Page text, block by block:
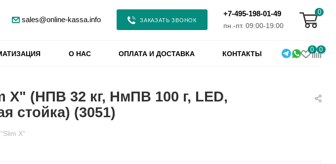
sales@online-kassa.info ЗАКАЗАТЬ ЗВОНОК
+7-495-198-01-49
пн.-пт. 09:00-19:00
0
О НАС ОПЛАТА И ДОСТАВКА КОНТАКТЫ
0 0
X" (НПВ 32 кг, НмПВ 100 г, LED,
стойка) (3051)
X"